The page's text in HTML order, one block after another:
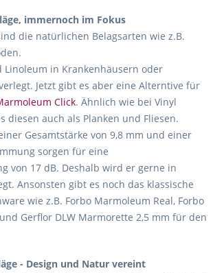
immernoch im Fokus
die natürlichen Belagsarten wie z.B.
Linoleum in Krankenhäusern oder
Jetzt gibt es aber eine Alterntive für
Click. Ähnlich wie bei Vinyl
diesen auch als Planken und Fliesen.
Gesamtstärke von 9,8 mm und einer
sorgen für eine
von 17 dB. Deshalb wird er gerne in
Ansonsten gibt es noch das klassische
wie z.B. Forbo Marmoleum Real, Forbo
Gerflor DLW Marmorette 2,5 mm für den
- Design und Natur vereint